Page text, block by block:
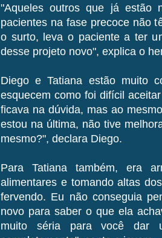
"Aqueles outros que já estão
pacientes na fase precoce não
o surto, leva o paciente a ter
desse projeto novo", explica o
Diego e Tatiana estão muito
esquecem como foi difícil
ficava na dúvida, mas ao
estou na última, não tive
mesmo?", declara Diego.
Para Tatiana também, era
alimentares e tomando altas
fervendo. Eu não conseguia
novo para saber o que ela
muito séria para você dar